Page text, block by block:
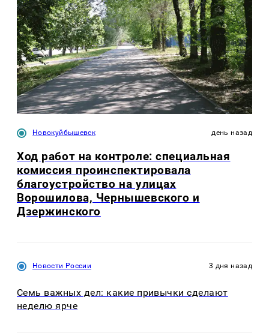
Новокуйбышевск день назад
Ход работ на контроле: специальная
комиссия проинспектировала
благоустройство на улицах
Ворошилова, Чернышевского и
Дзержинского
Новости России 3 дня назад
Семь важных дел: какие привычки сделают
неделю ярче